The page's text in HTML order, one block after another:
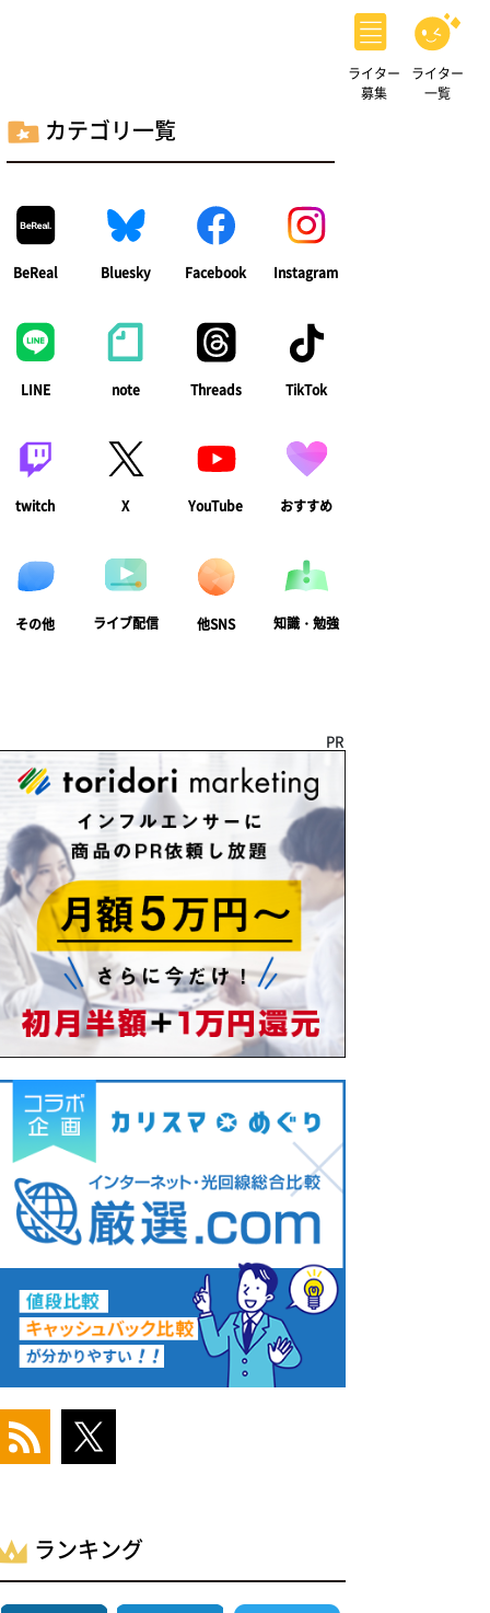
ライター
募集
ライター
一覧
カテゴリ一覧
BeReal Bluesky Facebook Instagram
LINE note Threads TikTok
twitch X YouTube おすすめ
その他 ライブ配信 他SNS 知識・勉強
PR
ランキング